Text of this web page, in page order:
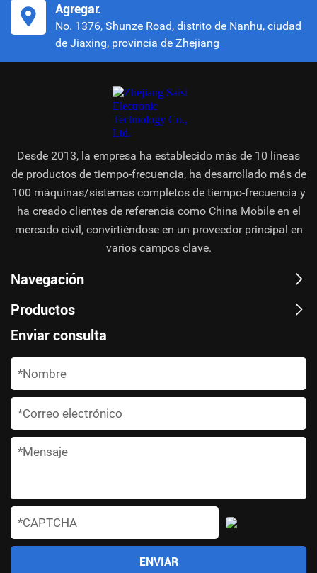
Agregar.
No. 1376, Shunze Road, distrito de Nanhu, ciudad
de Jiaxing, provincia de Zhejiang
Desde 2013, la empresa ha establecido más de 10 líneas
de productos de tiempo-frecuencia, ha desarrollado más de
100 máquinas/sistemas completos de tiempo-frecuencia y
ha creado clientes de referencia como China Mobile en el
mercado civil, convirtiéndose en un proveedor principal en
varios campos clave.
Navegación
Productos
Enviar consulta
*
*
*
*